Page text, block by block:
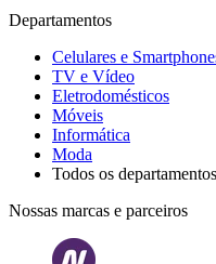
Departamentos
Celulares e
TV e Vídeo
Eletrodomésticos
Móveis
Informática
Moda
Todos os departamentos
Nossas marcas e parceiros